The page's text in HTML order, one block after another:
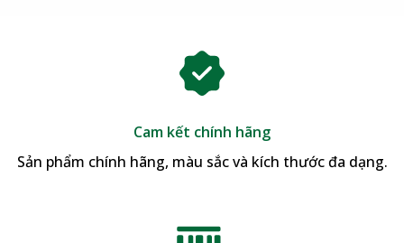
Cam kết chính hãng
Sản phẩm chính hãng, màu sắc và kích thước đa dạng.